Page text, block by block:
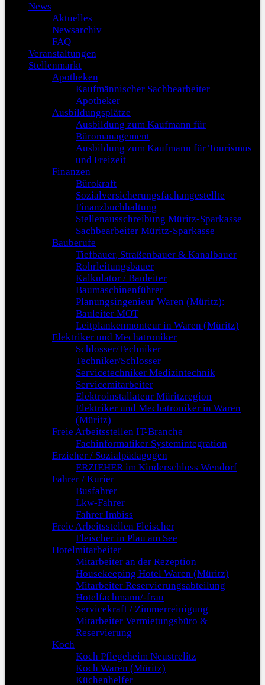
News
Aktuelles
Newsarchiv
FAQ
Veranstaltungen
Stellenmarkt
Apotheken
Kaufmännischer Sachbearbeiter
Apotheker
Ausbildungsplätze
Ausbildung zum Kaufmann für
Büromanagement
Ausbildung zum Kaufmann für Tourismus
und Freizeit
Finanzen
Bürokraft
Sozialversicherungsfachangestellte
Finanzbuchhaltung
Stellenausschreibung Müritz-Sparkasse
Sachbearbeiter Müritz-Sparkasse
Bauberufe
Tiefbauer, Straßenbauer & Kanalbauer
Rohrleitungsbauer
Kalkulator / Bauleiter
Baumaschinenführer
Planungsingenieur Waren (Müritz):
Bauleiter MOT
Leitplankenmonteur in Waren (Müritz)
Elektriker und Mechatroniker
Schlosser/Techniker
Techniker/Schlosser
Servicetechniker Medizintechnik
Servicemitarbeiter
Elektroinstallateur Müritzregion
Elektriker und Mechatroniker in Waren
(Müritz)
Freie Arbeitsstellen IT-Branche
Fachinformatiker Systemintegration
Erzieher / Sozialpädagogen
ERZIEHER im Kinderschloss Wendorf
Fahrer / Kurier
Busfahrer
Lkw-Fahrer
Fahrer Imbiss
Freie Arbeitsstellen Fleischer
Fleischer in Plau am See
Hotelmitarbeiter
Mitarbeiter an der Rezeption
Housekeeping Hotel Waren (Müritz)
Mitarbeiter Reservierungsabteilung
Hotelfachmann/-frau
Servicekraft / Zimmerreinigung
Mitarbeiter Vermietungsbüro &
Reservierung
Koch
Koch Pflegeheim Neustrelitz
Koch Waren (Müritz)
Küchenhelfer